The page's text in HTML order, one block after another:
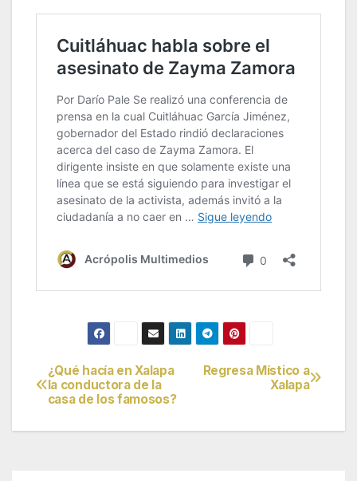
Navegación
de
Regresa Místico a
Xalapa
¿Qué hacía en Xalapa
la conductora de la
casa de los famosos?